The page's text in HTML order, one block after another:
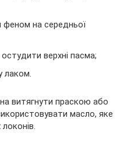
на середньої
верхні пасма;
лаком.
витягнути праскою або
масло, яке